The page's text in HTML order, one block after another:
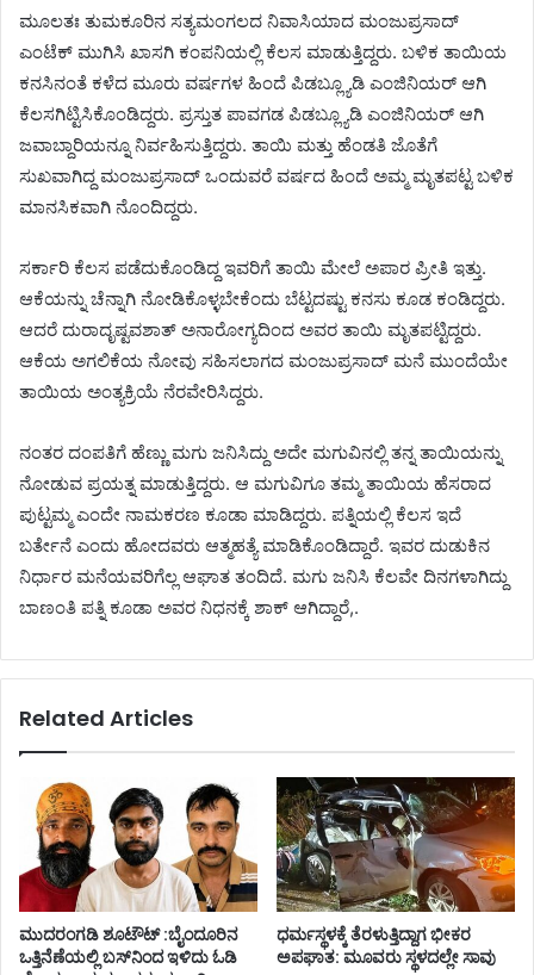
ಮೂಲತಃ ತುಮಕೂರಿನ ಸತ್ಯಮಂಗಲದ ನಿವಾಸಿಯಾದ ಮಂಜುಪ್ರಸಾದ್
ಎಂಟೆಕ್ ಮುಗಿಸಿ ಖಾಸಗಿ ಕಂಪನಿಯಲ್ಲಿ ಕೆಲಸ ಮಾಡುತ್ತಿದ್ದರು. ಬಳಿಕ ತಾಯಿಯ
ಕನಸಿನಂತೆ ಕಳೆದ ಮೂರು ವರ್ಷಗಳ ಹಿಂದೆ ಪಿಡಬ್ಲ್ಯೂಡಿ ಎಂಜಿನಿಯರ್ ಆಗಿ
ಕೆಲಸಗಿಟ್ಟಿಸಿಕೊಂಡಿದ್ದರು. ಪ್ರಸ್ತುತ ಪಾವಗಡ ಪಿಡಬ್ಲ್ಯೂಡಿ ಎಂಜಿನಿಯರ್ ಆಗಿ
ಜವಾಬ್ದಾರಿಯನ್ನೂ ನಿರ್ವಹಿಸುತ್ತಿದ್ದರು. ತಾಯಿ ಮತ್ತು ಹೆಂಡತಿ ಜೊತೆಗೆ
ಸುಖವಾಗಿದ್ದ ಮಂಜುಪ್ರಸಾದ್ ಒಂದುವರೆ ವರ್ಷದ ಹಿಂದೆ ಅಮ್ಮ ಮೃತಪಟ್ಟ ಬಳಿಕ
ಮಾನಸಿಕವಾಗಿ ನೊಂದಿದ್ದರು.
ಸರ್ಕಾರಿ ಕೆಲಸ ಪಡೆದುಕೊಂಡಿದ್ದ ಇವರಿಗೆ ತಾಯಿ ಮೇಲೆ ಅಪಾರ ಪ್ರೀತಿ ಇತ್ತು.
ಆಕೆಯನ್ನು ಚೆನ್ನಾಗಿ ನೋಡಿಕೊಳ್ಳಬೇಕೆಂದು ಬೆಟ್ಟದಷ್ಟು ಕನಸು ಕೂಡ ಕಂಡಿದ್ದರು.
ಆದರೆ ದುರಾದೃಷ್ಟವಶಾತ್ ಅನಾರೋಗ್ಯದಿಂದ ಅವರ ತಾಯಿ ಮೃತಪಟ್ಟಿದ್ದರು.
ಆಕೆಯ ಅಗಲಿಕೆಯ ನೋವು ಸಹಿಸಲಾಗದ ಮಂಜುಪ್ರಸಾದ್ ಮನೆ ಮುಂದೆಯೇ
ತಾಯಿಯ ಅಂತ್ಯಕ್ರಿಯೆ ನೆರವೇರಿಸಿದ್ದರು.
ನಂತರ ದಂಪತಿಗೆ ಹೆಣ್ಣು ಮಗು ಜನಿಸಿದ್ದು ಅದೇ ಮಗುವಿನಲ್ಲಿ ತನ್ನ ತಾಯಿಯನ್ನು
ನೋಡುವ ಪ್ರಯತ್ನ ಮಾಡುತ್ತಿದ್ದರು. ಆ ಮಗುವಿಗೂ ತಮ್ಮ ತಾಯಿಯ ಹೆಸರಾದ
ಪುಟ್ಟಮ್ಮ ಎಂದೇ ನಾಮಕರಣ ಕೂಡಾ ಮಾಡಿದ್ದರು. ಪತ್ನಿಯಲ್ಲಿ ಕೆಲಸ ಇದೆ
ಬರ್ತೇನೆ ಎಂದು ಹೋದವರು ಆತ್ಮಹತ್ಯೆ ಮಾಡಿಕೊಂಡಿದ್ದಾರೆ. ಇವರ ದುಡುಕಿನ
ನಿರ್ಧಾರ ಮನೆಯವರಿಗೆಲ್ಲ ಆಘಾತ ತಂದಿದೆ. ಮಗು ಜನಿಸಿ ಕೆಲವೇ ದಿನಗಳಾಗಿದ್ದು
ಬಾಣಂತಿ ಪತ್ನಿ ಕೂಡಾ ಅವರ ನಿಧನಕ್ಕೆ ಶಾಕ್ ಆಗಿದ್ದಾರೆ,.
Related Articles
ಮುದರಂಗಡಿ ಶೂಟೌಟ್ :ಬೈಂದೂರಿನ
ಒತ್ತಿನೆಣೆಯಲ್ಲಿ ಬಸ್‌ನಿಂದ ಇಳಿದು ಓಡಿ
ಧರ್ಮಸ್ಥಳಕ್ಕೆ ತೆರಳುತ್ತಿದ್ದಾಗ ಭೀಕರ
ಅಪಘಾತ: ಮೂವರು ಸ್ಥಳದಲ್ಲೇ ಸಾವು